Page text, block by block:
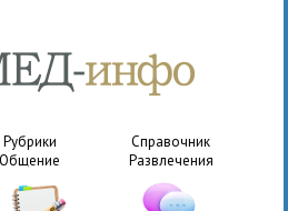
Рубрики
Справочник
Общение Развлечения